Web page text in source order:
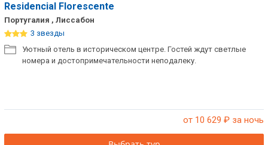
Residencial Florescente
Португалия , Лиссабон
3 звезды
Уютный отель в историческом центре. Гостей ждут светлые
номера и достопримечательности неподалеку.
от 10 629 ₽ за ночь